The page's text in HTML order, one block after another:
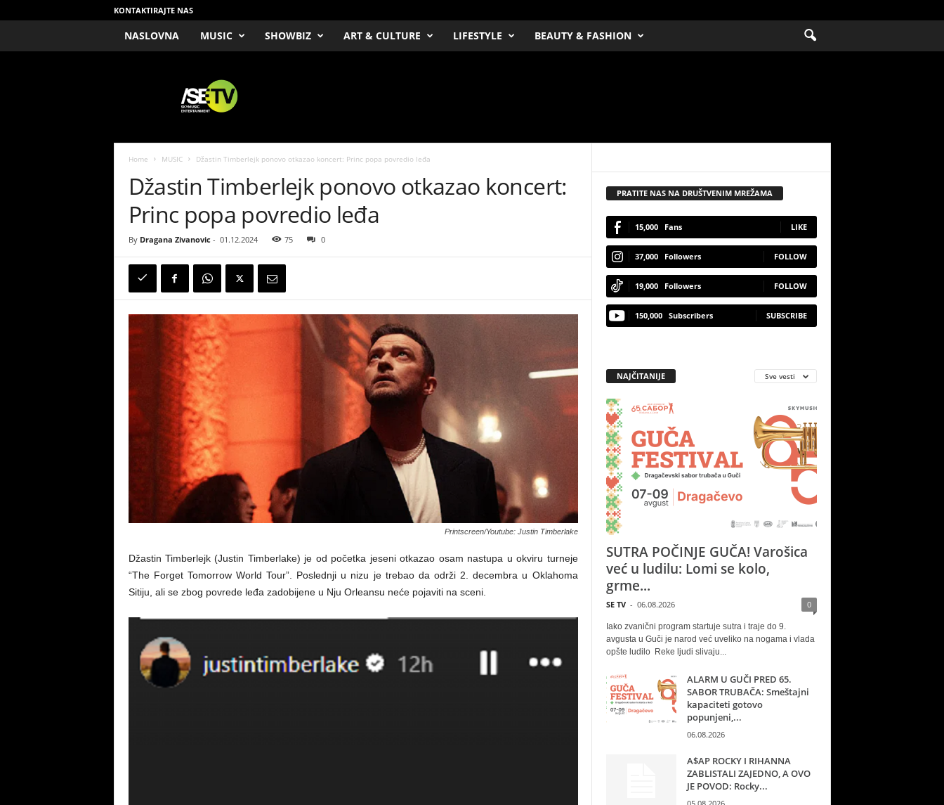
KONTAKTIRAJTE NAS
NASLOVNA MUSIC SHOWBIZ ART & CULTURE LIFESTYLE BEAUTY & FASHION
Home MUSIC Džastin Timberlejk ponovo otkazao koncert: Princ popa povredio leđa
Džastin Timberlejk ponovo otkazao koncert:
Princ popa povredio leđa
By Dragana Zivanovic- 01.12.2024 75 0
Printscreen/Youtube: Justin Timberlake
Džastin Timberlejk (Justin Timberlake) je od početka jeseni otkazao osam nastupa u okviru turneje
“The Forget Tomorrow World Tour”. Poslednji u nizu je trebao da održi 2. decembra u Oklahoma
Sitiju, ali se zbog povrede leđa zadobijene u Nju Orleansu neće pojaviti na sceni.
PRATITE NAS NA DRUŠTVENIM MREŽAMA
15,000 Fans LIKE
37,000 Followers FOLLOW
19,000 Followers FOLLOW
150,000 Subscribers SUBSCRIBE
NAJČITANIJE Sve vesti
SUTRA POČINJE GUČA! Varošica
već u ludilu: Lomi se kolo,
grme...
SE TV - 06.08.2026 0
Iako zvanični program startuje sutra i traje do 9.
avgusta u Guči je narod već uveliko na nogama i vlada
opšte ludilo Reke ljudi slivaju...
ALARM U GUČI PRED 65.
SABOR TRUBAČA: Smeštajni
kapaciteti gotovo
popunjeni,...
06.08.2026
A$AP ROCKY I RIHANNA
ZABLISTALI ZAJEDNO, A OVO
JE POVOD: Rocky...